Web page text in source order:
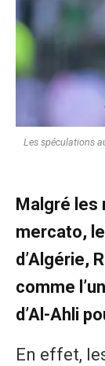
Les spéculations
Malgré les
mercato,
d’Algérie,
comme
d’Al-Ahli
En effet,